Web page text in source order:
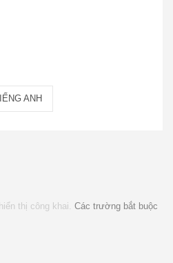
ANH
thị công khai. Các trường bắt buộc